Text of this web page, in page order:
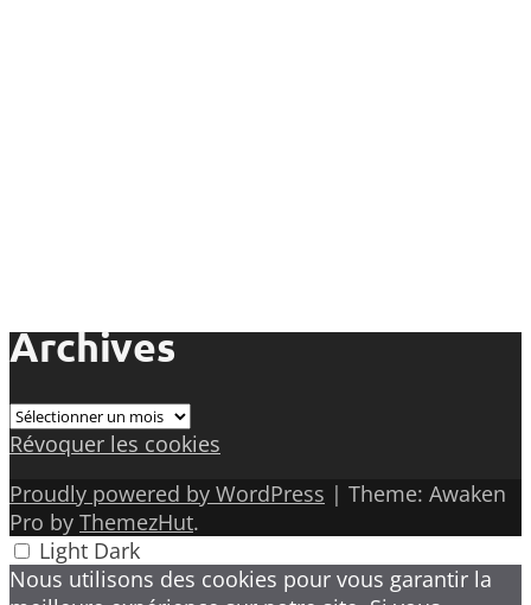
Archives
Archives
Révoquer les cookies
Proudly powered by WordPress | Theme: Awaken
Pro by ThemezHut.
Light Dark
Nous utilisons des cookies pour vous garantir la